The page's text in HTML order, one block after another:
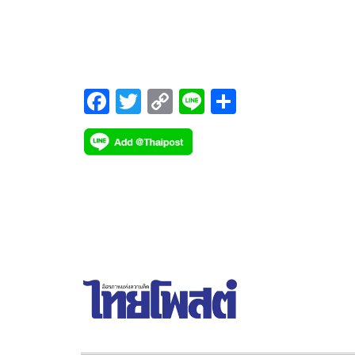
J-Pop รวมถึงความตั้งใจของวงที่อยากทำเพลงญี่ปุ่น จ
EP Album เป็นของตัวเอง
F
ac
e
T
wi
tt
C
o
p
Li